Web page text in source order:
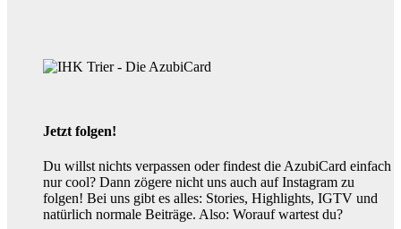
Jetzt folgen!
Du willst nichts verpassen oder findest die AzubiCard einfach
nur cool? Dann zögere nicht uns auch auf Instagram zu
folgen! Bei uns gibt es alles: Stories, Highlights, IGTV und
natürlich normale Beiträge. Also: Worauf wartest du?